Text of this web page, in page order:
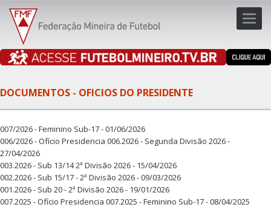
DOCUMENTOS - OFICIOS DO PRESIDENTE
007/2026 - Feminino Sub-17 - 01/06/2026
006/2026 - Ofício Presidencia 006.2026 - Segunda Divisão 2026 -
27/04/2026
003.2026 - Sub 13/14 2ª Divisão 2026 - 15/04/2026
002.2026 - Sub 15/17 - 2ª Divisão 2026 - 09/03/2026
001.2026 - Sub 20 - 2ª Divisão 2026 - 19/01/2026
007.2025 - Ofício Presidencia 007.2025 - Feminino Sub-17 - 08/04/2025